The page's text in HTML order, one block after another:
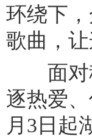
环绕下
歌曲，
面对稀
逐热爱
月3日起